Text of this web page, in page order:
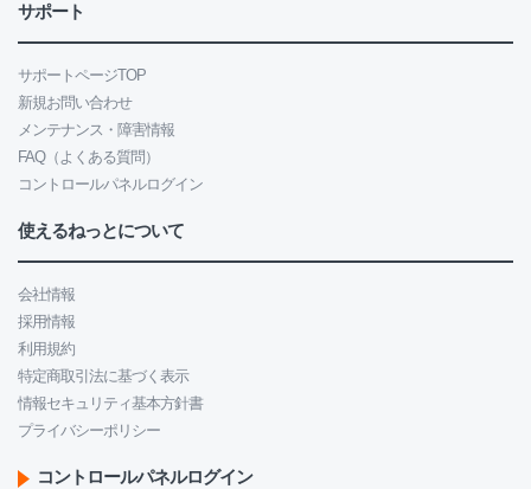
サポート
サポートページTOP
新規お問い合わせ
メンテナンス・障害情報
FAQ（よくある質問）
コントロールパネルログイン
使えるねっとについて
会社情報
採用情報
利用規約
特定商取引法に基づく表示
情報セキュリティ基本方針書
プライバシーポリシー
コントロールパネルログイン